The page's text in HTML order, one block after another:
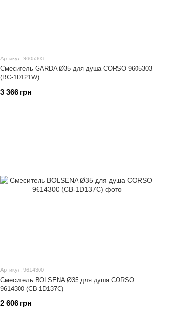
Артикул: 9605303
Смеситель GARDA Ø35 для душа CORSO 9605303
(BC-1D121W)
3 366 грн
Артикул: 9614300
Смеситель BOLSENA Ø35 для душа CORSO
9614300 (CB-1D137C)
2 606 грн